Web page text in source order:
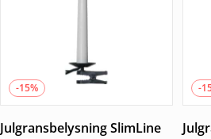
-15%
Julgransbelysning SlimLine
-